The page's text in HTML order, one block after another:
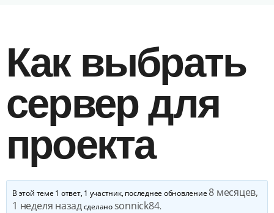
Как выбрать
сервер для
проекта
В этой теме 1 ответ, 1 участник, последнее обновление8 месяцев,
1 неделя назадсделано sonnick84.